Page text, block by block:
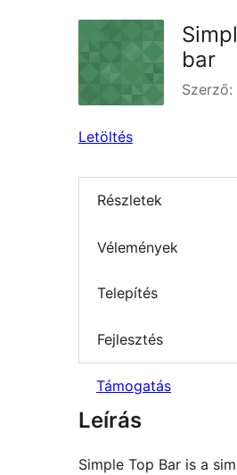
bar
Szerző:
Letöltés
Részletek
Vélemények
Telepítés
Fejlesztés
Támogatás
Leírás
Simple Top Bar is a